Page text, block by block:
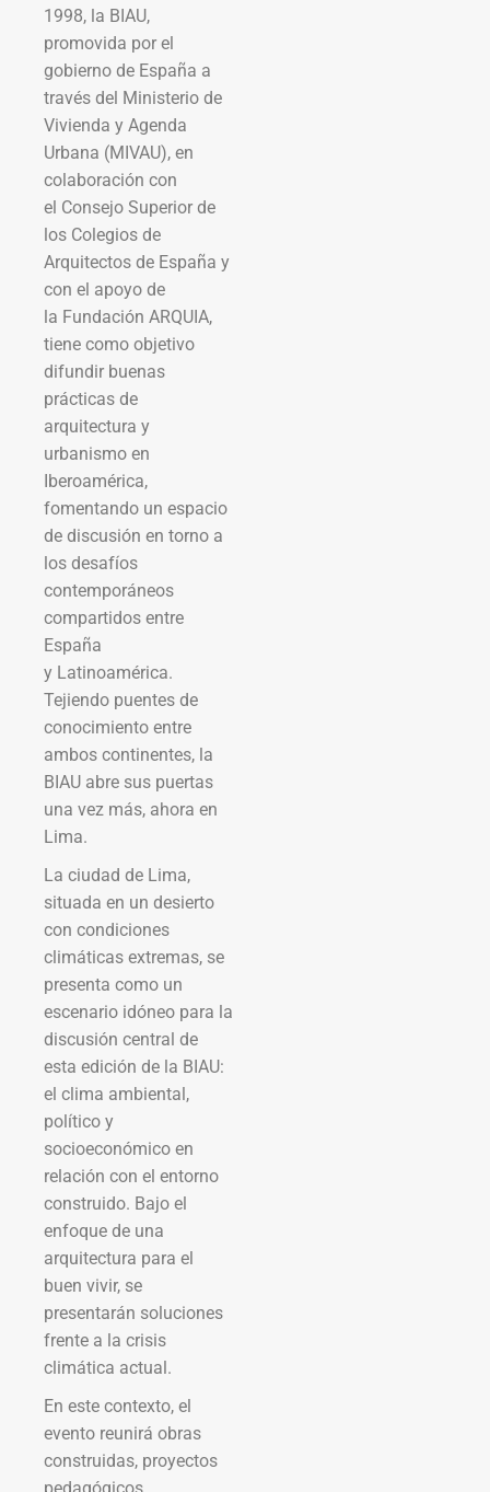
1998, la BIAU,
promovida por el
gobierno de España a
través del Ministerio de
Vivienda y Agenda
Urbana (MIVAU), en
colaboración con
el Consejo Superior de
los Colegios de
Arquitectos de España y
con el apoyo de
la Fundación ARQUIA,
tiene como objetivo
difundir buenas
prácticas de
arquitectura y
urbanismo en
Iberoamérica,
fomentando un espacio
de discusión en torno a
los desafíos
contemporáneos
compartidos entre
España
y Latinoamérica.
Tejiendo puentes de
conocimiento entre
ambos continentes, la
BIAU abre sus puertas
una vez más, ahora en
Lima.
La ciudad de Lima,
situada en un desierto
con condiciones
climáticas extremas, se
presenta como un
escenario idóneo para la
discusión central de
esta edición de la BIAU:
el clima ambiental,
político y
socioeconómico en
relación con el entorno
construido. Bajo el
enfoque de una
arquitectura para el
buen vivir, se
presentarán soluciones
frente a la crisis
climática actual.
En este contexto, el
evento reunirá obras
construidas, proyectos